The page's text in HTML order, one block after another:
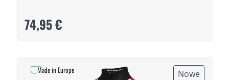
74,95 €
Nowe
Made in Europe